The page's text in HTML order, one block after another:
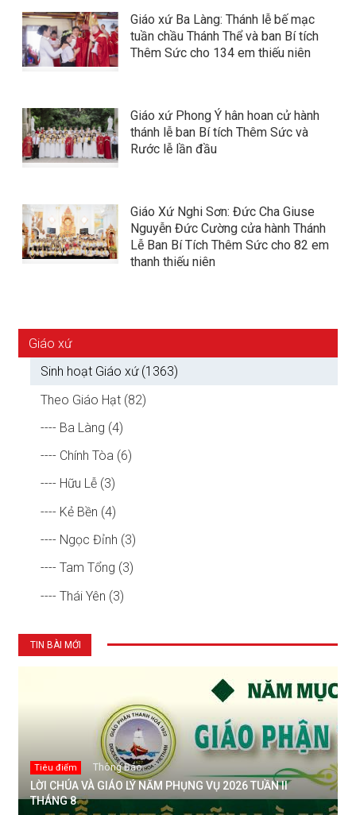
Giáo xứ Ba Làng: Thánh lễ bế mạc
tuần chầu Thánh Thể và ban Bí tích
Thêm Sức cho 134 em thiếu niên
Giáo xứ Phong Ý hân hoan cử hành
thánh lễ ban Bí tích Thêm Sức và
Rước lễ lần đầu
Giáo Xứ Nghi Sơn: Đức Cha Giuse
Nguyễn Đức Cường cửa hành Thánh
Lễ Ban Bí Tích Thêm Sức cho 82 em
thanh thiếu niên
Giáo xứ
Sinh hoạt Giáo xứ (1363)
Theo Giáo Hạt (82)
---- Ba Làng (4)
---- Chính Tòa (6)
---- Hữu Lễ (3)
---- Kẻ Bền (4)
---- Ngọc Đỉnh (3)
---- Tam Tổng (3)
---- Thái Yên (3)
TIN BÀI MỚI
Tiêu điểm Thông Báo
LỜI CHÚA VÀ GIÁO LÝ NĂM PHỤNG VỤ 2026 TUẦN II
THÁNG 8